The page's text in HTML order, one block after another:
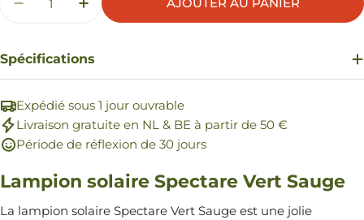
DIMINUER LA QUANTITÉ POUR LAMPION
AUGMENTER LA QUANTITÉ POUR
AJOUTER AU PANIER
Spécifications
Expédié sous 1 jour ouvrable
Livraison gratuite en NL & BE à partir de 50 €
Période de réflexion de 30 jours
Lampion solaire Spectare Vert Sauge
La lampion solaire Spectare Vert Sauge est une jolie